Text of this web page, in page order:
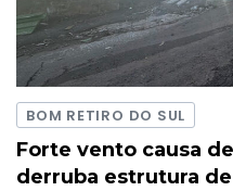
BOM RETIRO DO SUL
Forte vento causa
derruba estrutura